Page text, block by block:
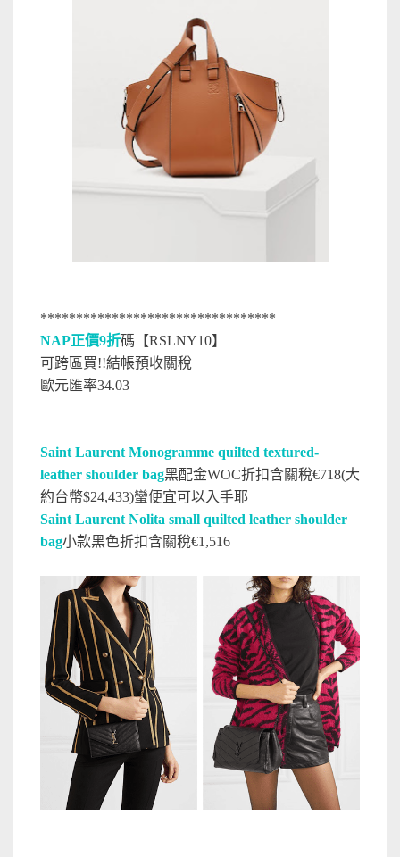
*********************************
NAP正價9折碼【RSLNY10】
可跨區買!!結帳預收關稅
歐元匯率34.03
Saint Laurent Monogramme quilted textured-
leather shoulder bag黑配金WOC折扣含關稅€718(大
約台幣$24,433)蠻便宜可以入手耶
Saint Laurent Nolita small quilted leather shoulder
bag小款黑色折扣含關稅€1,516